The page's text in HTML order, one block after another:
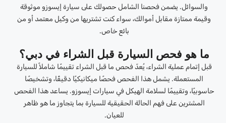
والسوائل. يضمن فحصنا الشامل حصولك على سيارة إيسوزو موثوقة
وقيمة ممتازة مقابل أموالك، سواء كنت تشتريها من وكيل معتمد أو من
بائع خاص.
ما هو فحص السيارة قبل الشراء في دبي؟
قبل إتمام عملية الشراء، يُعدّ فحص ما قبل الشراء تقييمًا شاملاً للسيارة
المستعملة. يشمل هذا الفحص فحصًا ميكانيكيًا دقيقًا، وتشخيصًا
حاسوبيًا، وتقييمًا لسلامة الهيكل في سيارات إيسوزو. يساعد هذا الفحص
المشترين على فهم الحالة الحقيقية للسيارة بما يتجاوز ما هو ظاهر
للعيان.